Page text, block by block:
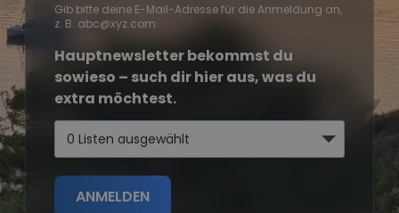
Gib bitte deine E-Mail-Adresse für die Anmeldung an,
z. B. abc@xyz.com.
Hauptnewsletter bekommst du
sowieso – such dir hier aus, was du
extra möchtest.
0 Listen ausgewählt
ANMELDEN